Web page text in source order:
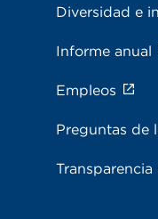
Diversidad e
Informe anual
Empleos
Preguntas de
Transparencia